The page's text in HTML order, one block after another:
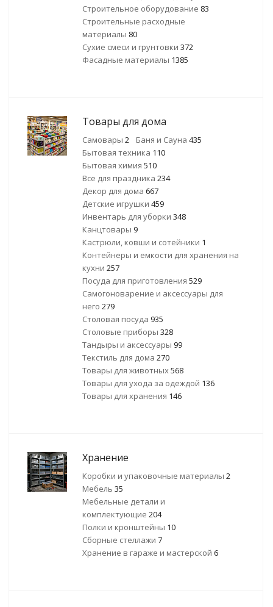
Строительное оборудование 83
Строительные расходные
материалы 80
Сухие смеси и грунтовки 372
Фасадные материалы 1385
Товары для дома
Самовары 2 Баня и Сауна 435
Бытовая техника 110
Бытовая химия 510
Все для праздника 234
Декор для дома 667
Детские игрушки 459
Инвентарь для уборки 348
Канцтовары 9
Кастрюли, ковши и сотейники 1
Контейнеры и емкости для хранения на
кухни 257
Посуда для приготовления 529
Самогоноварение и аксессуары для
него 279
Столовая посуда 935
Столовые приборы 328
Тандыры и аксессуары 99
Текстиль для дома 270
Товары для животных568
Товары для ухода за одеждой 136
Товары для хранения 146
Хранение
Коробки и упаковочные материалы 2
Мебель 35
Мебельные детали и
комплектующие 204
Полки и кронштейны 10
Сборные стеллажи 7
Хранение в гараже и мастерской 6